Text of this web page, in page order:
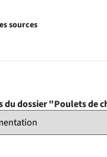
sources
du dossier "Poulets de